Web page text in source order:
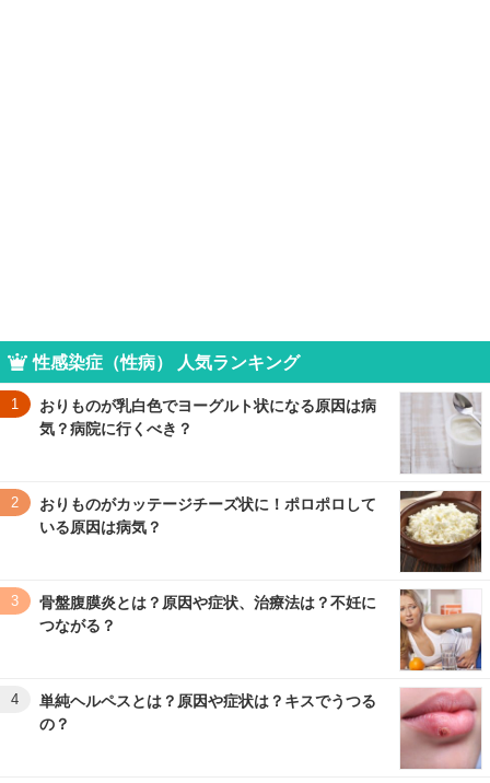
性感染症（性病） 人気ランキング
1
おりものが乳白色でヨーグルト状になる原因は病
気？病院に行くべき？
2
おりものがカッテージチーズ状に！ポロポロして
いる原因は病気？
3
骨盤腹膜炎とは？原因や症状、治療法は？不妊に
つながる？
4
単純ヘルペスとは？原因や症状は？キスでうつる
の？